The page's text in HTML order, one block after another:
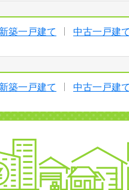
新築一戸建て 中古一戸建て
新築一戸建て 中古一戸建て